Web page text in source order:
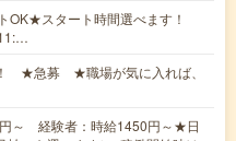
OK★スタート時間選べます！
★急募 ★職場が気に入れば、
～ 経験者：時給1450円～★日